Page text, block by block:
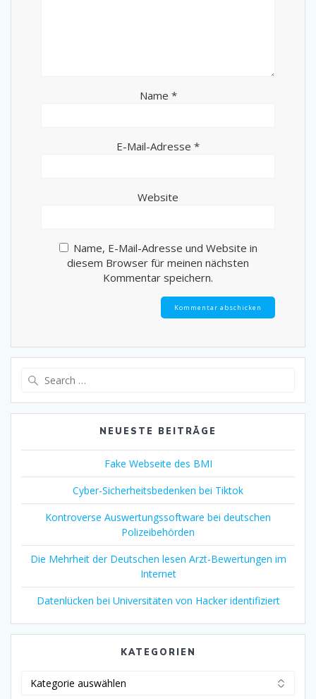
Name *
E-Mail-Adresse *
Website
Name, E-Mail-Adresse und Website in
diesem Browser für meinen nächsten
Kommentar speichern.
NEUESTE BEITRÄGE
Fake Webseite des BMI
Cyber-Sicherheitsbedenken bei Tiktok
Kontroverse Auswertungssoftware bei deutschen
Polizeibehörden
Die Mehrheit der Deutschen lesen Arzt-Bewertungen im
Internet
Datenlücken bei Universitäten von Hacker identifiziert
KATEGORIEN